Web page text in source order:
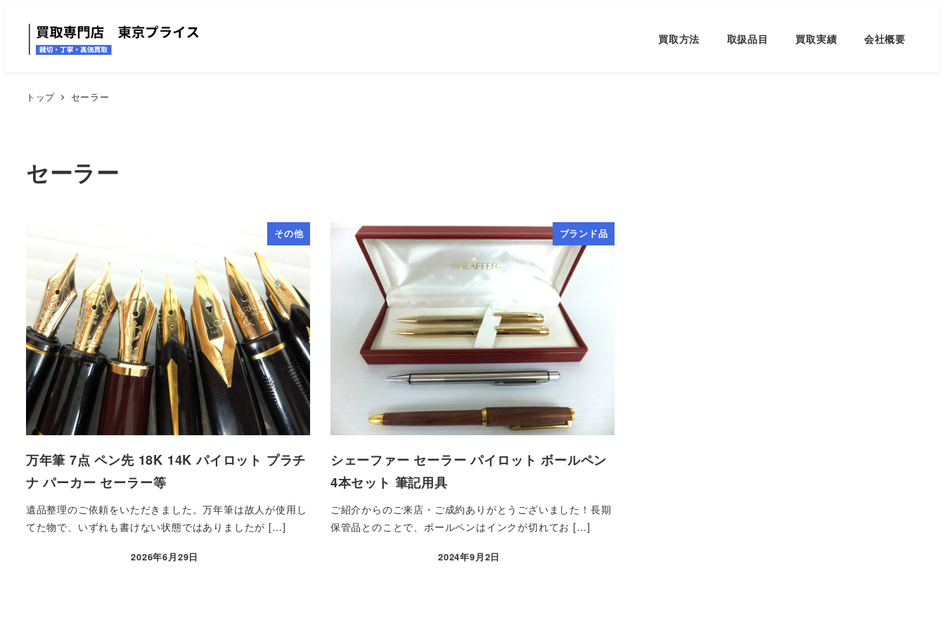
買取方法 取扱品目 買取実績 会社概要
トップ セーラー
セーラー
その他
万年筆 7点 ペン先 18K 14K パイロット プラチ
ナ パーカー セーラー等
遺品整理のご依頼をいただきました。万年筆は故人が使用し
てた物で、いずれも書けない状態ではありましたが […]
2026年6月29日
ブランド品
シェーファー セーラー パイロット ボールペン
4本セット 筆記用具
ご紹介からのご来店・ご成約ありがとうございました！長期
保管品とのことで、ボールペンはインクが切れてお […]
2024年9月2日